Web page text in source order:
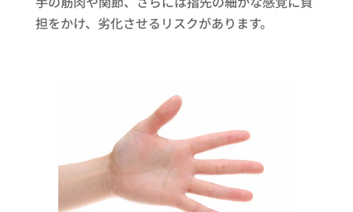
担をかけ、劣化させるリスクがあります。